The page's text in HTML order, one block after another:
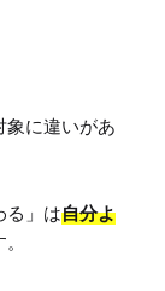
象に違いがあ
る」は自分よ